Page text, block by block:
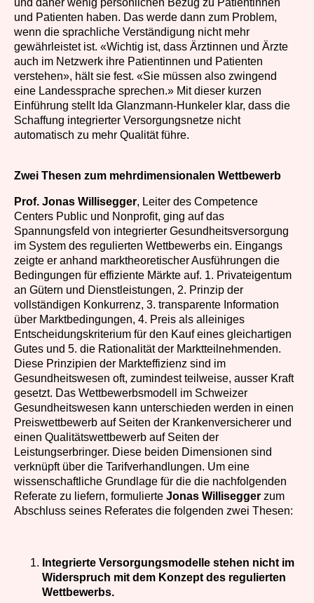
und Patienten haben. Das werde dann zum Problem,
wenn die sprachliche Verständigung nicht mehr
gewährleistet ist. «Wichtig ist, dass Ärztinnen und Ärzte
auch im Netzwerk ihre Patientinnen und Patienten
verstehen», hält sie fest. «Sie müssen also zwingend
eine Landessprache sprechen.» Mit dieser kurzen
Einführung stellt Ida Glanzmann-Hunkeler klar, dass die
Schaffung integrierter Versorgungsnetze nicht
automatisch zu mehr Qualität führe.
Zwei Thesen zum mehrdimensionalen Wettbewerb
Prof. Jonas Willisegger, Leiter des Competence
Centers Public und Nonprofit, ging auf das
Spannungsfeld von integrierter Gesundheitsversorgung
im System des regulierten Wettbewerbs ein. Eingangs
zeigte er anhand marktheoretischer Ausführungen die
Bedingungen für effiziente Märkte auf. 1. Privateigentum
an Gütern und Dienstleistungen, 2. Prinzip der
vollständigen Konkurrenz, 3. transparente Information
über Marktbedingungen, 4. Preis als alleiniges
Entscheidungskriterium für den Kauf eines gleichartigen
Gutes und 5. die Rationalität der Marktteilnehmenden.
Diese Prinzipien der Markteffizienz sind im
Gesundheitswesen oft, zumindest teilweise, ausser Kraft
gesetzt. Das Wettbewerbsmodell im Schweizer
Gesundheitswesen kann unterschieden werden in einen
Preiswettbewerb auf Seiten der Krankenversicherer und
einen Qualitätswettbewerb auf Seiten der
Leistungserbringer. Diese beiden Dimensionen sind
verknüpft über die Tarifverhandlungen. Um eine
wissenschaftliche Grundlage für die die nachfolgenden
Referate zu liefern, formulierteJonas Willisegger zum
Abschluss seines Referates die folgenden zwei Thesen:
Integrierte Versorgungsmodelle stehen nicht im
Widerspruch mit dem Konzept des regulierten
Wettbewerbs.